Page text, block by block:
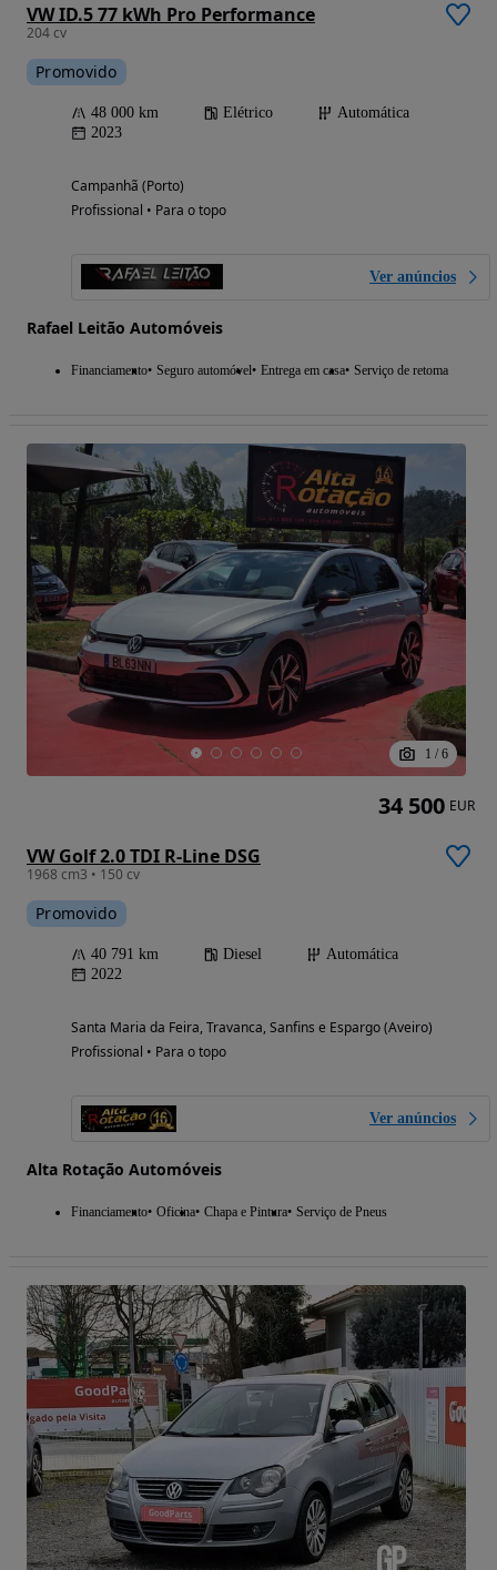
VW ID.5 77 kWh Pro Performance
204 cv
Promovido
48 000 km Elétrico
Automática
2023
Campanhã (Porto)
Profissional • Para o topo
Ver anúncios
Rafael Leitão Automóveis
Financiamento Seguro automóvel Entrega em casa Serviço de retoma
1 / 6
VW Golf 2.0 TDI R-Line DSG
1968 cm3 • 150 cv
Promovido
40 791 km Diesel
Automática
2022
Santa Maria da Feira, Travanca, Sanfins e Espargo (Aveiro)
Profissional • Para o topo
Ver anúncios
Alta Rotação Automóveis
Financiamento Oficina Chapa e Pintura Serviço de Pneus
34 500 EUR